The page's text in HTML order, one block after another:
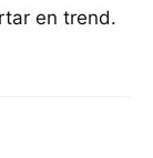
en trend.